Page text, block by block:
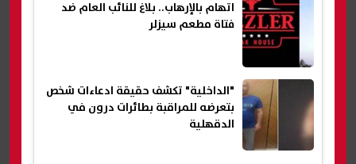
اتهام بالإرهاب.. بلاغ للنائب العام ضد
فتاة مطعم سيزلر
"الداخلية" تكشف حقيقة ادعاءات شخص
بتعرضه للمراقبة بطائرات درون في
الدقهلية